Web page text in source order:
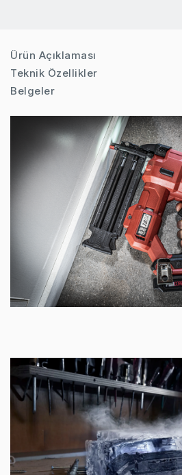
Kuru atış kilidi, boşa atış
yüzeyinin hasar görmesini
Çift led lamba sayesinde,
alanlarında daha fazla
Yumuşak kavramalı
daha konforlu çalışma
105 çivilik hazne kapasitesi
16 ile 54 mm arası uzunlukta
atışı yapabilir
5,0 Ah akü ile şarj başına
yapma
Ürün Açıklaması
Teknik Özellikler
Belgeler